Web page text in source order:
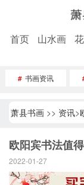
首页 山水画
# 书画资讯
萧县书画>> 资讯>
欧阳宾书法值
2022-01-27